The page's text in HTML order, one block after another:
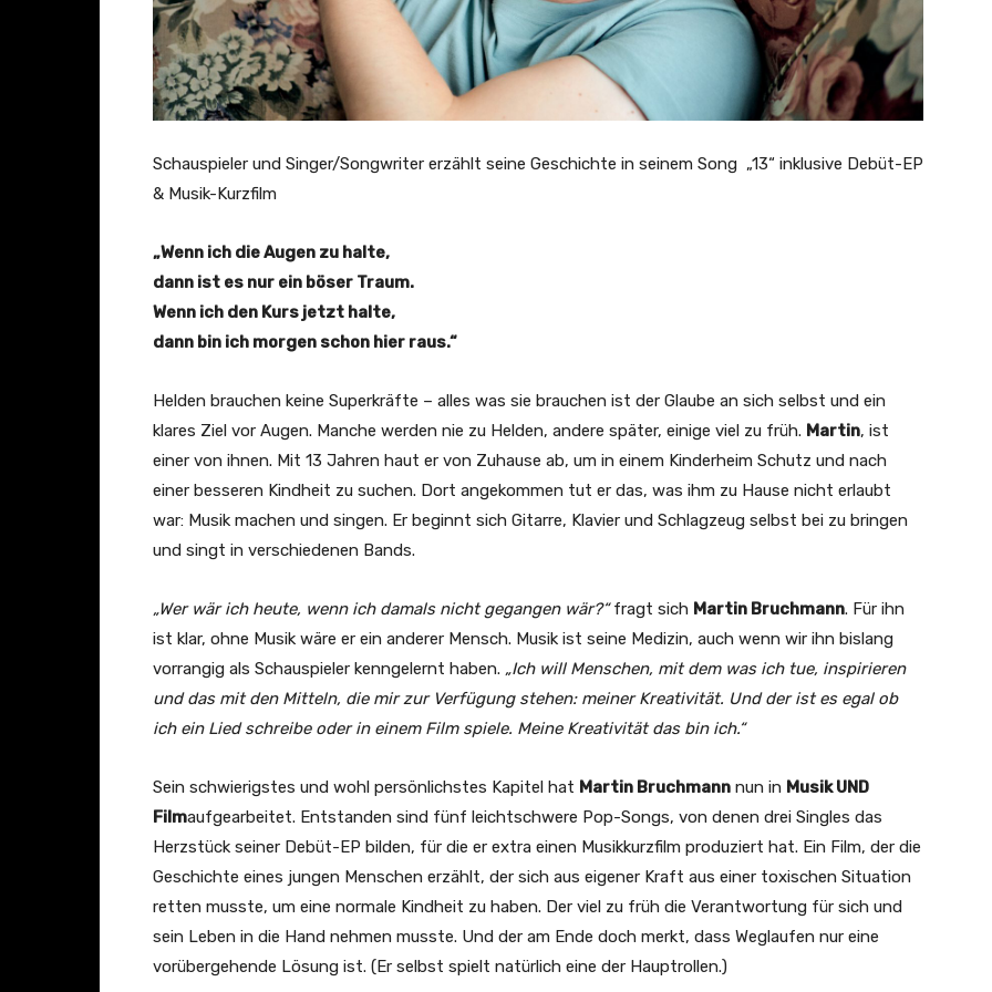
Schauspieler und Singer/Songwriter erzählt seine Geschichte in seinem Song „13“ inklusive Debüt-EP
& Musik-Kurzfilm
„Wenn ich die Augen zu halte,
dann ist es nur ein böser Traum.
Wenn ich den Kurs jetzt halte,
dann bin ich morgen schon hier raus.“
Helden brauchen keine Superkräfte – alles was sie brauchen ist der Glaube an sich selbst und ein
klares Ziel vor Augen. Manche werden nie zu Helden, andere später, einige viel zu früh. Martin, ist
einer von ihnen. Mit 13 Jahren haut er von Zuhause ab, um in einem Kinderheim Schutz und nach
einer besseren Kindheit zu suchen. Dort angekommen tut er das, was ihm zu Hause nicht erlaubt
war: Musik machen und singen. Er beginnt sich Gitarre, Klavier und Schlagzeug selbst bei zu bringen
und singt in verschiedenen Bands.
„Wer wär ich heute, wenn ich damals nicht gegangen wär?“fragt sich Martin Bruchmann. Für ihn
ist klar, ohne Musik wäre er ein anderer Mensch. Musik ist seine Medizin, auch wenn wir ihn bislang
vorrangig als Schauspieler kenngelernt haben. „Ich will Menschen, mit dem was ich tue, inspirieren
und das mit den Mitteln, die mir zur Verfügung stehen: meiner Kreativität. Und der ist es egal ob
ich ein Lied schreibe oder in einem Film spiele. Meine Kreativität das bin ich.“
Sein schwierigstes und wohl persönlichstes Kapitel hat Martin Bruchmann nun in Musik UND
Filmaufgearbeitet. Entstanden sind fünf leichtschwere Pop-Songs, von denen drei Singles das
Herzstück seiner Debüt-EP bilden, für die er extra einen Musikkurzfilm produziert hat. Ein Film, der die
Geschichte eines jungen Menschen erzählt, der sich aus eigener Kraft aus einer toxischen Situation
retten musste, um eine normale Kindheit zu haben. Der viel zu früh die Verantwortung für sich und
sein Leben in die Hand nehmen musste. Und der am Ende doch merkt, dass Weglaufen nur eine
vorübergehende Lösung ist. (Er selbst spielt natürlich eine der Hauptrollen.)